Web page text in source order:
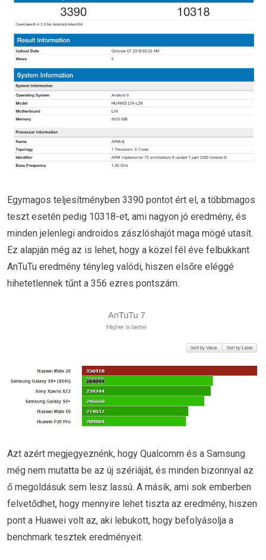
Egymagos teljesítményben 3390 pontot ért el, a többmagos
teszt esetén pedig 10318-et, ami nagyon jó eredmény, és
minden jelenlegi androidos zászlóshajót maga mögé utasít.
Ez alapján még az is lehet, hogy a közel fél éve felbukkant
AnTuTu eredmény tényleg valódi, hiszen elsőre eléggé
hihetetlennek tűnt a 356 ezres pontszám.
Azt azért megjegyeznénk, hogy Qualcomm és a Samsung
még nem mutatta be az új szériáját, és minden bizonnyal az
ő megoldásuk sem lesz lassú. A másik, ami sok emberben
felvetődhet, hogy mennyire lehet tiszta az eredmény, hiszen
pont a Huawei volt az, aki lebukott, hogy befolyásolja a
benchmark tesztek eredményeit.